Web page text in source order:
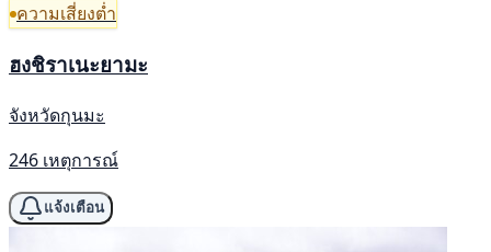
ความเสี่ยงต่ำ
ฮงชิราเนะยามะ
จังหวัดกุนมะ
246 เหตุการณ์
แจ้งเตือน